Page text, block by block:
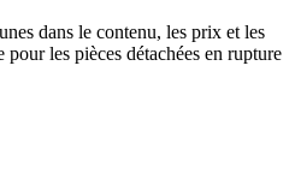
dans le contenu, les prix et les
les pièces détachées en rupture